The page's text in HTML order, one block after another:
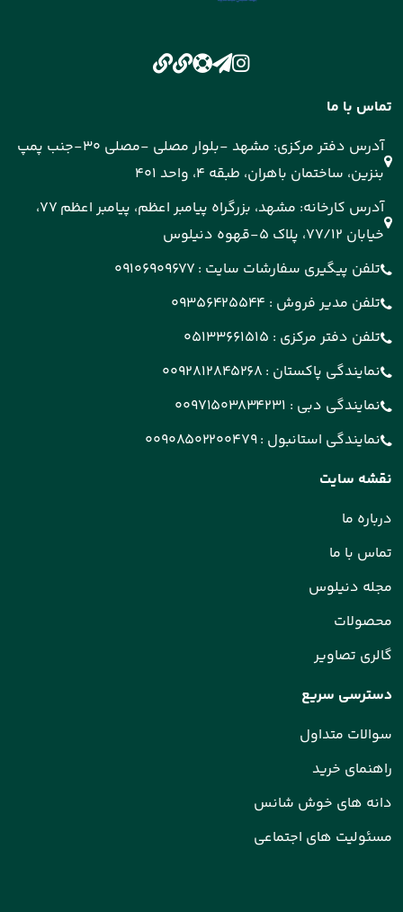
تماس با ما
آدرس دفتر مرکزی: مشهد -بلوار مصلی -مصلی 30-جنب پمپ
بنزین، ساختمان باهران، طبقه 4، واحد 401
آدرس کارخانه: مشهد، بزرگراه پیامبر اعظم، پیامبر اعظم 77،
خیابان 77/12، پلاک 5-قهوه دنیلوس
تلفن پیگیری سفارشات سایت : 09106909677
تلفن مدیر فروش : 09356425544
تلفن دفتر مرکزی : 05133661515
نمایندگی پاکستان : 0092812845268
نمایندگی دبی : 00971503834231
نمایندگی استانبول :00908502200479
نقشه سایت
درباره ما
تماس با ما
مجله دنیلوس
محصولات
گالری تصاویر
دسترسی سریع
سوالات متداول
راهنمای خرید
دانه های خوش شانس
مسئولیت های اجتماعی